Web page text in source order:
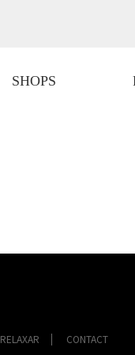
SHOPS
RELAXAR CONTACT